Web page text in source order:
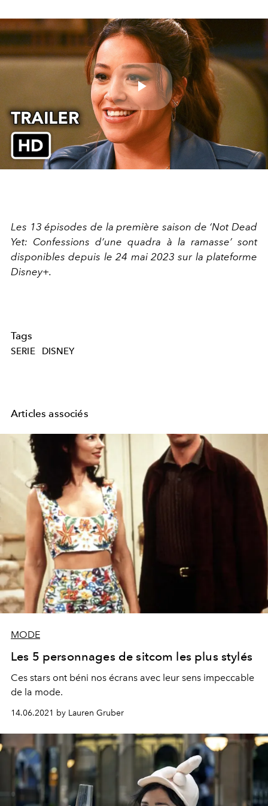
Play
Video
Les 13 épisodes de la première saison de ‘Not Dead
Yet: Confessions d’une quadra à la ramasse’ sont
disponibles depuis le 24 mai 2023 sur la plateforme
Disney+.
Tags
SERIE DISNEY
Articles associés
MODE
Les 5 personnages de sitcom les plus stylés
Ces stars ont béni nos écrans avec leur sens impeccable
de la mode.
14.06.2021 by Lauren Gruber